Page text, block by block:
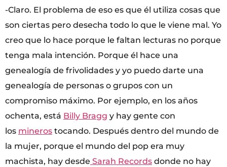
-Claro. El problema de eso es que él utiliza cosas que
son ciertas pero desecha todo lo que le viene mal. Yo
creo que lo hace porque le faltan lecturas no porque
tenga mala intención. Porque él hace una
genealogía de frivolidades y yo puedo darte una
genealogía de personas o grupos con un
compromiso máximo. Por ejemplo, en los años
ochenta, está Billy Bragg y hay gente con
los mineros tocando. Después dentro del mundo de
la mujer, porque el mundo del pop era muy
machista, hay desde Sarah Records donde no hay